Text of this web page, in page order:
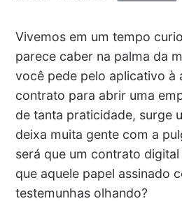
Vivemos em um tempo
parece caber na palma da
você pede pelo aplicativo à
contrato para abrir uma
de tanta praticidade, surge
deixa muita gente com a
será que um contrato
que aquele papel assinado
testemunhas olhando?